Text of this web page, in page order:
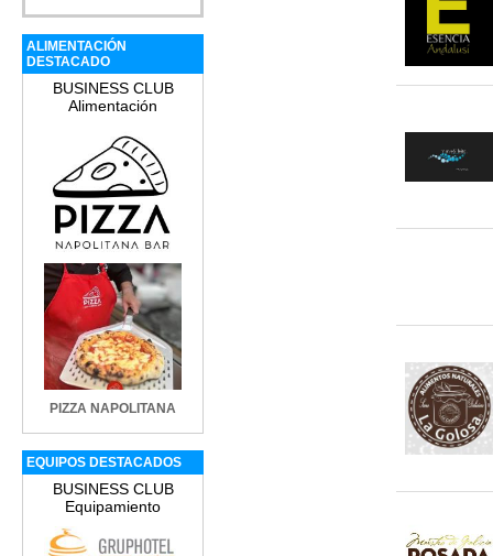
ALIMENTACIÓN
DESTACADO
BUSINESS CLUB
Alimentación
PIZZA NAPOLITANA
EQUIPOS DESTACADOS
BUSINESS CLUB
Equipamiento